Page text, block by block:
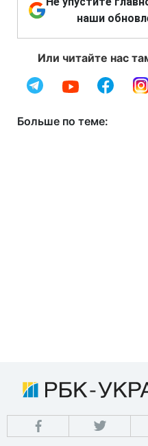
наши
Или читайте нас
Больше по теме: